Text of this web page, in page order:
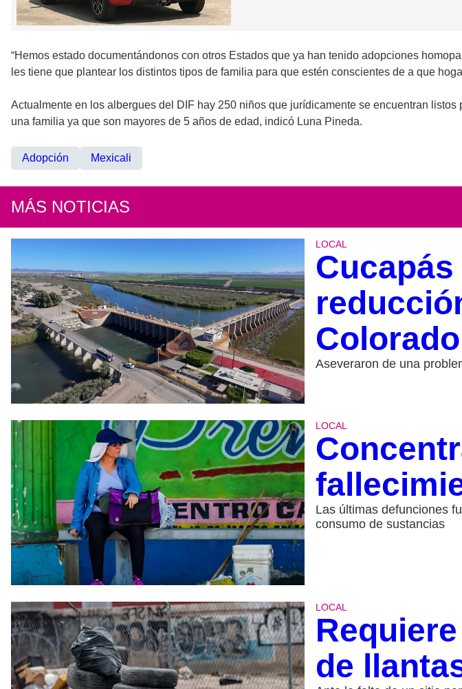
“Hemos estado documentándonos con otros Estados que ya han tenido adopciones
les tiene que plantear los distintos tipos de familia para que estén conscientes de a que
Actualmente en los albergues del DIF hay 250 niños que jurídicamente se encuentran
una familia ya que son mayores de 5 años de edad, indicó Luna Pineda.
Adopción Mexicali
MÁS NOTICIAS
LOCAL
Colorado
Aseveraron de una
LOCAL
Las últimas defunciones
consumo de sustancias
LOCAL
de